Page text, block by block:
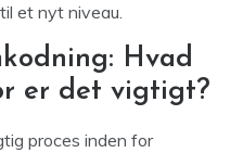
et nyt niveau.
Hvad
er det vigtigt?
proces inden for